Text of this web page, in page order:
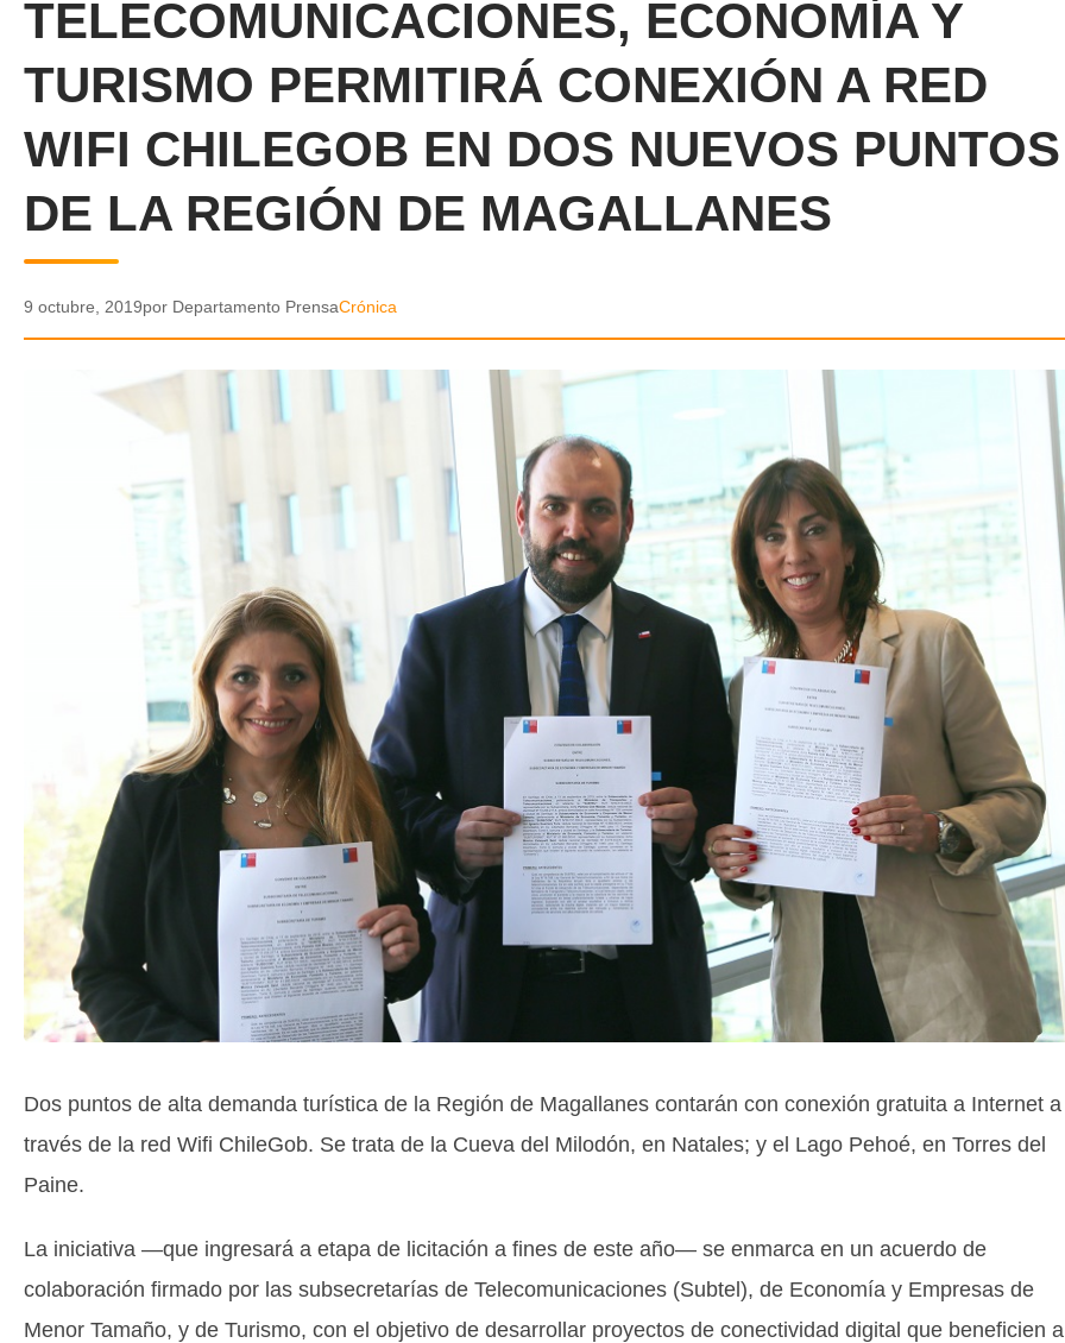
TELECOMUNICACIONES, ECONOMÍA Y
TURISMO PERMITIRÁ CONEXIÓN A RED
WIFI CHILEGOB EN DOS NUEVOS PUNTOS
DE LA REGIÓN DE MAGALLANES
9 octubre, 2019por Departamento PrensaCrónica
Dos puntos de alta demanda turística de la Región de Magallanes contarán con conexión gratuita a Internet a
través de la red Wifi ChileGob. Se trata de la Cueva del Milodón, en Natales; y el Lago Pehoé, en Torres del
Paine.
La iniciativa —que ingresará a etapa de licitación a fines de este año— se enmarca en un acuerdo de
colaboración firmado por las subsecretarías de Telecomunicaciones (Subtel), de Economía y Empresas de
Menor Tamaño, y de Turismo, con el objetivo de desarrollar proyectos de conectividad digital que beneficien a